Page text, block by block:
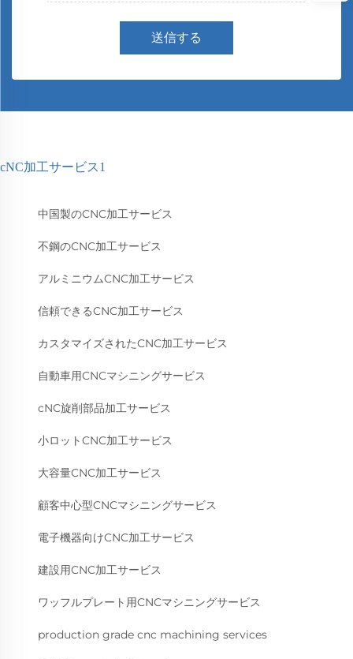
送信する
cNC加工サービス1
中国製のCNC加工サービス
不鋼のCNC加工サービス
アルミニウムCNC加工サービス
信頼できるCNC加工サービス
カスタマイズされたCNC加工サービス
自動車用CNCマシニングサービス
cNC旋削部品加工サービス
小ロットCNC加工サービス
大容量CNC加工サービス
顧客中心型CNCマシニングサービス
電子機器向けCNC加工サービス
建設用CNC加工サービス
ワッフルプレート用CNCマシニングサービス
production grade cnc machining services